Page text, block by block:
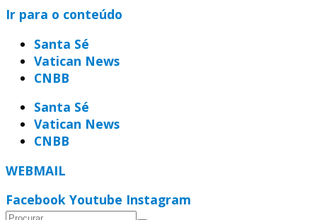
Ir para o conteúdo
Santa Sé
Vatican News
CNBB
Santa Sé
Vatican News
CNBB
WEBMAIL
Facebook Youtube Instagram